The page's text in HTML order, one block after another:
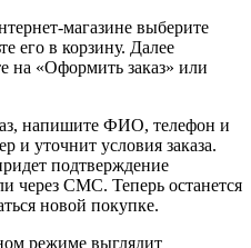
магазине выберите
его в корзину. Далее
на «Оформить заказ» или
напишите ФИО, телефон и
и уточнит условия заказа.
подтверждение
через СМС. Теперь останется
новой покупке.
режиме выглядит